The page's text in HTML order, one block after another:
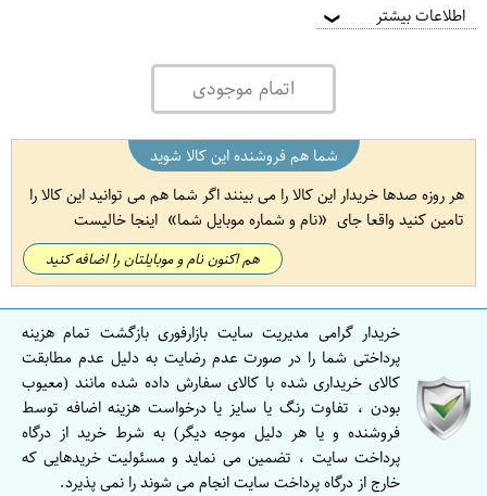
اطلاعات بیشتر ❯
اتمام موجودی
شما هم فروشنده این کالا شوید
هر روزه صدها خریدار این کالا را می بینند اگر شما هم می توانید این کالا را
تامین کنید واقعا جای
نام و شماره موبایل شما اینجا خالیست
هم اکنون نام و موبایلتان را اضافه کنید
خریدار گرامی مدیریت سایت بازارفوری بازگشت تمام هزینه
پرداختی شما را در صورت عدم رضایت به دلیل عدم مطابقت
کالای خریداری شده با کالای سفارش داده شده مانند (معیوب
بودن ، تفاوت رنگ یا سایز یا درخواست هزینه اضافه توسط
فروشنده و یا هر دلیل موجه دیگر) به شرط خرید از درگاه
پرداخت سایت ، تضمین می نماید و مسئولیت خریدهایی که
خارج از درگاه پرداخت سایت انجام می شوند را نمی پذیرد.